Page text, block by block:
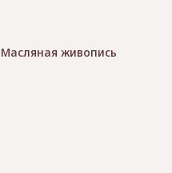
Масляная живопись